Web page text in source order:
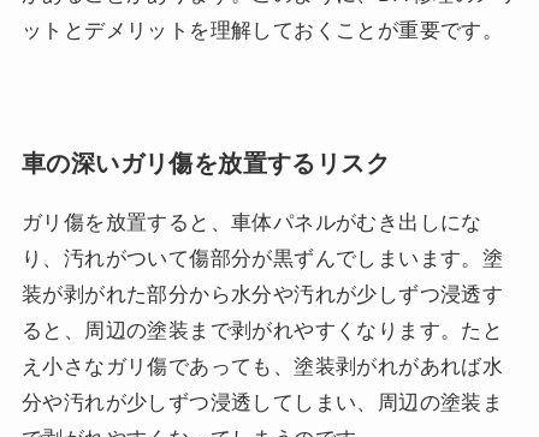
ットとデメリットを理解しておくことが重要です。
車の深いガリ傷を放置するリスク
ガリ傷を放置すると、車体パネルがむき出しにな
り、汚れがついて傷部分が黒ずんでしまいます。塗
装が剥がれた部分から水分や汚れが少しずつ浸透す
ると、周辺の塗装まで剥がれやすくなります。たと
え小さなガリ傷であっても、塗装剥がれがあれば水
分や汚れが少しずつ浸透してしまい、周辺の塗装ま